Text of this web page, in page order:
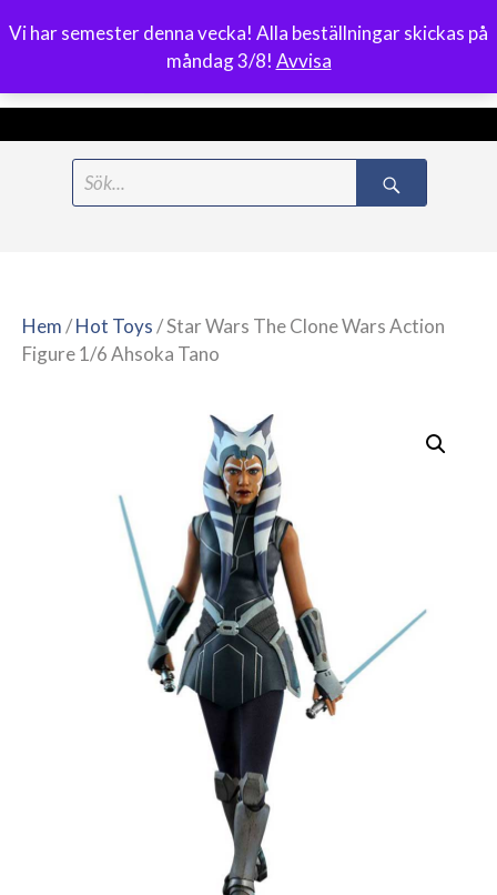
Vi har semester denna vecka! Alla beställningar skickas på
måndag 3/8! Avvisa
0
Meny
Hem/Hot Toys/ Star Wars The Clone Wars Action
Figure 1/6 Ahsoka Tano